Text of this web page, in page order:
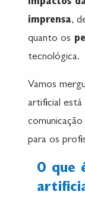
impactos
imprensa,
quanto os
tecnológica.
Vamos
artificial
para os
O que